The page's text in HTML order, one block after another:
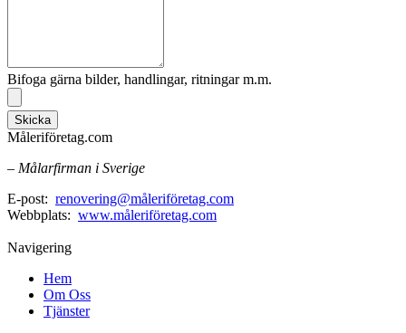
Bifoga gärna bilder, handlingar, ritningar m.m.
Skicka
Måleriföretag.com
– Målarfirman i Sverige
E-post: renovering@måleriföretag.com
Webbplats: www.måleriföretag.com
Navigering
Hem
Om Oss
Tjänster